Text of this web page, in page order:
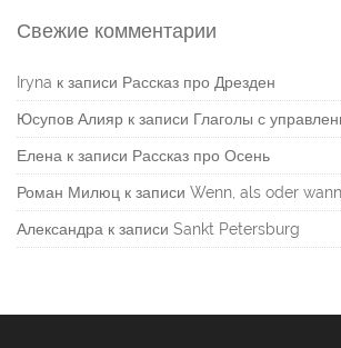
Свежие комментарии
Iryna к записи Рассказ про Дрезден
Юсупов Алияр к записи Глаголы с
Елена к записи Рассказ про Осень
Роман Милюц к записи Wenn, als oder
Александра к записи Sankt Petersburg